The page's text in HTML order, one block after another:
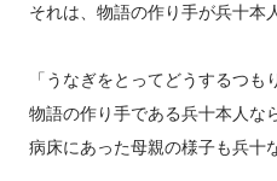
それは、物語の作り手が兵十本
「うなぎをとってどうするつ
物語の作り手である兵十本人な
病床にあった母親の様子も兵十